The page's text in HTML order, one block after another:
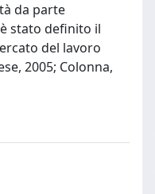
da parte
stato definito il
del lavoro
2005; Colonna,